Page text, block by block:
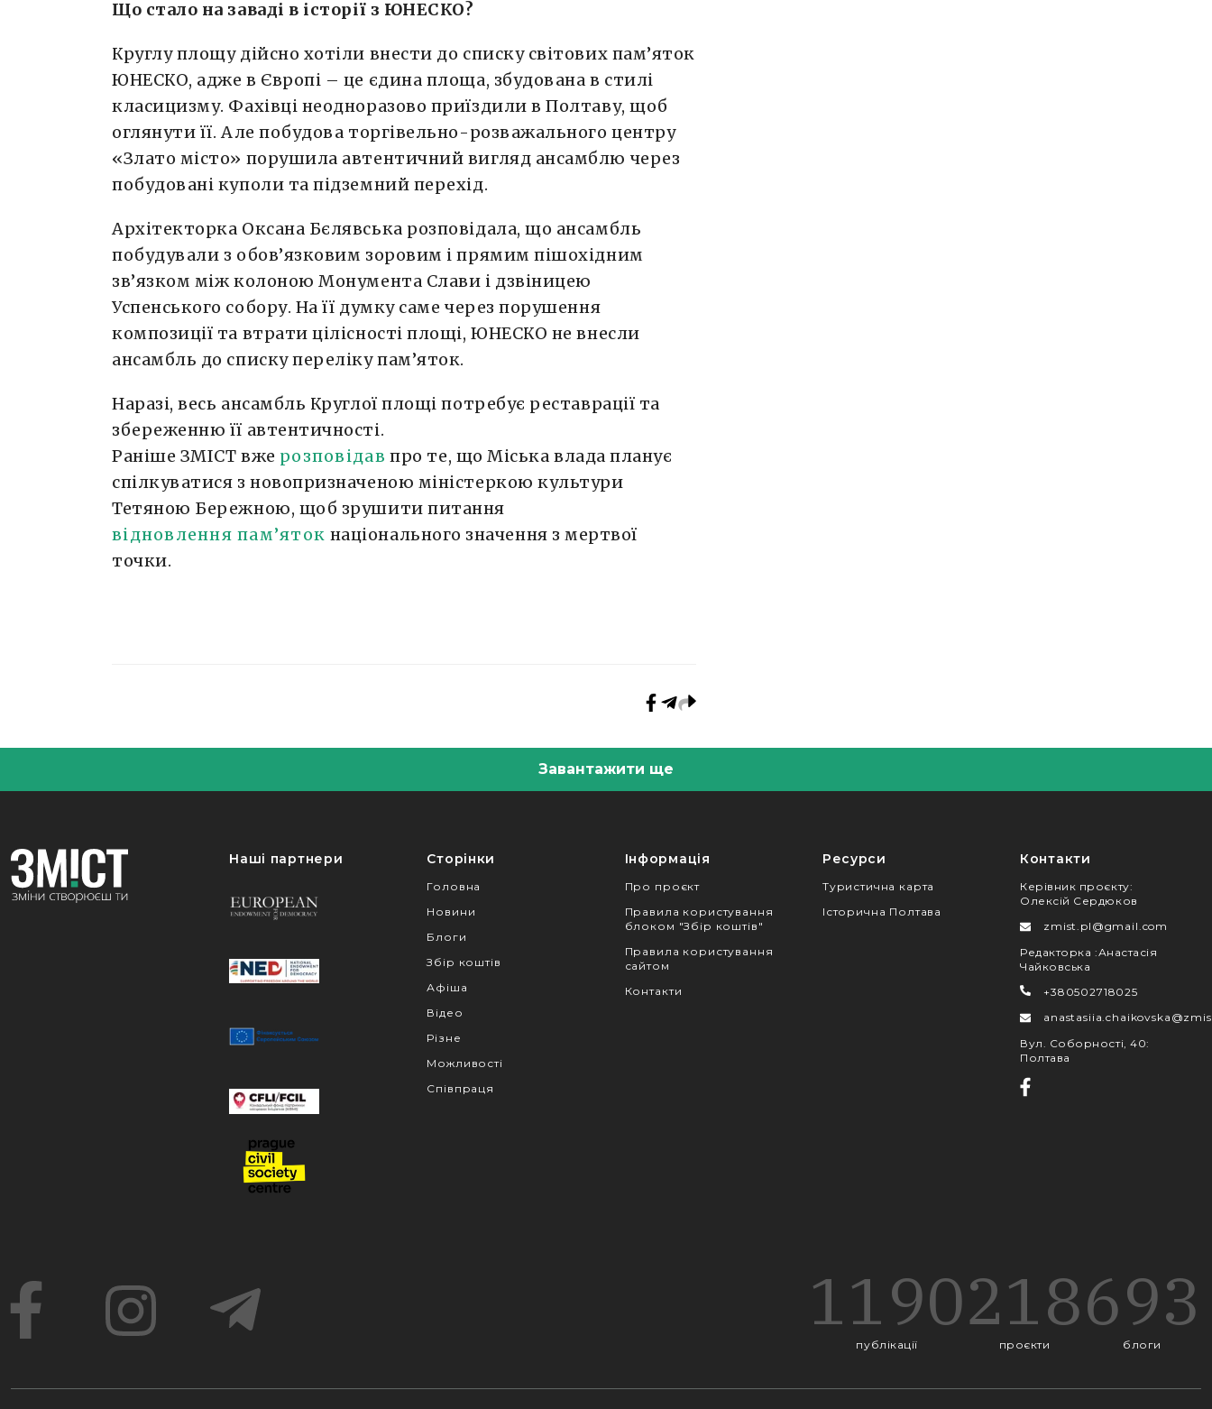
Що стало на заваді в історії з ЮНЕСКО?
Круглу площу дійсно хотіли внести до списку світових пам’яток
ЮНЕСКО, адже в Європі – це єдина площа, збудована в стилі
класицизму. Фахівці неодноразово приїздили в Полтаву, щоб
оглянути її. Але побудова торгівельно-розважального центру
«Злато місто» порушила автентичний вигляд ансамблю через
побудовані куполи та підземний перехід.
Архітекторка Оксана Бєлявська розповідала, що ансамбль
побудували з обов’язковим зоровим і прямим пішохідним
зв’язком між колоною Монумента Слави і дзвіницею
Успенського собору. На її думку саме через порушення
композиції та втрати цілісності площі, ЮНЕСКО не внесли
ансамбль до списку переліку пам’яток.
Наразі, весь ансамбль Круглої площі потребує реставрації та
збереженню її автентичності.
Раніше ЗМІСТ вже розповідав про те, що Міська влада планує
спілкуватися з новопризначеною міністеркою культури
Тетяною Бережною, щоб зрушити питання
відновлення пам’яток національного значення з мертвої
точки.
Завантажити ще
Наші партнери Сторінки
Головна
Новини
Блоги
Збір коштів
Афіша
Відео
Різне
Можливості
Співпраця
Інформація
Про проєкт
Правила користування
блоком "Збір коштів"
Правила користування
сайтом
Контакти
Ресурси
Туристична карта
Історична Полтава
Контакти
Керівник проєкту:
Олексій Сердюков
zmist.pl@gmail.com
Редакторка :Анастасія
Чайковська
+380502718025
Вул. Соборності, 40:
Полтава
1190
публікації
218
проєкти
693
блоги